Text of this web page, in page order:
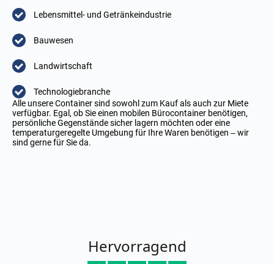
Lebensmittel- und Getränkeindustrie
Bauwesen
Landwirtschaft
Technologiebranche
Alle unsere Container sind sowohl zum Kauf als auch zur Miete
verfügbar. Egal, ob Sie einen mobilen Bürocontainer benötigen,
persönliche Gegenstände sicher lagern möchten oder eine
temperaturgeregelte Umgebung für Ihre Waren benötigen – wir
sind gerne für Sie da.